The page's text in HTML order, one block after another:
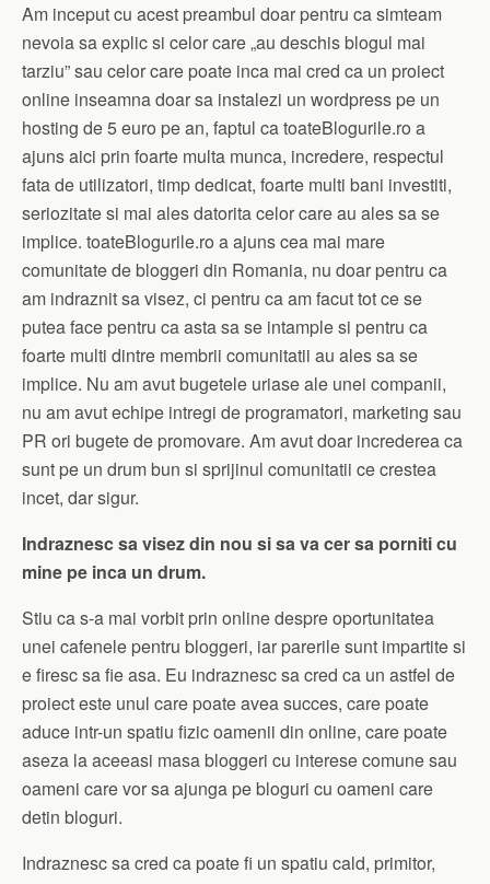
Am inceput cu acest preambul doar pentru ca simteam
nevoia sa explic si celor care „au deschis blogul mai
tarziu” sau celor care poate inca mai cred ca un proiect
online inseamna doar sa instalezi un wordpress pe un
hosting de 5 euro pe an, faptul ca toateBlogurile.ro a
ajuns aici prin foarte multa munca, incredere, respectul
fata de utilizatori, timp dedicat, foarte multi bani investiti,
seriozitate si mai ales datorita celor care au ales sa se
implice. toateBlogurile.ro a ajuns cea mai mare
comunitate de bloggeri din Romania, nu doar pentru ca
am indraznit sa visez, ci pentru ca am facut tot ce se
putea face pentru ca asta sa se intample si pentru ca
foarte multi dintre membrii comunitatii au ales sa se
implice. Nu am avut bugetele uriase ale unei companii,
nu am avut echipe intregi de programatori, marketing sau
PR ori bugete de promovare. Am avut doar increderea ca
sunt pe un drum bun si sprijinul comunitatii ce crestea
incet, dar sigur.
Indraznesc sa visez din nou si sa va cer sa porniti cu
mine pe inca un drum.
Stiu ca s-a mai vorbit prin online despre oportunitatea
unei cafenele pentru bloggeri, iar parerile sunt impartite si
e firesc sa fie asa. Eu indraznesc sa cred ca un astfel de
proiect este unul care poate avea succes, care poate
aduce intr-un spatiu fizic oamenii din online, care poate
aseza la aceeasi masa bloggeri cu interese comune sau
oameni care vor sa ajunga pe bloguri cu oameni care
detin bloguri.
Indraznesc sa cred ca poate fi un spatiu cald, primitor,